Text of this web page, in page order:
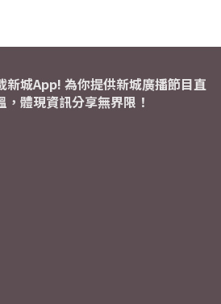
新城App! 為你提供新城廣播節目直
，體現資訊分享無界限！